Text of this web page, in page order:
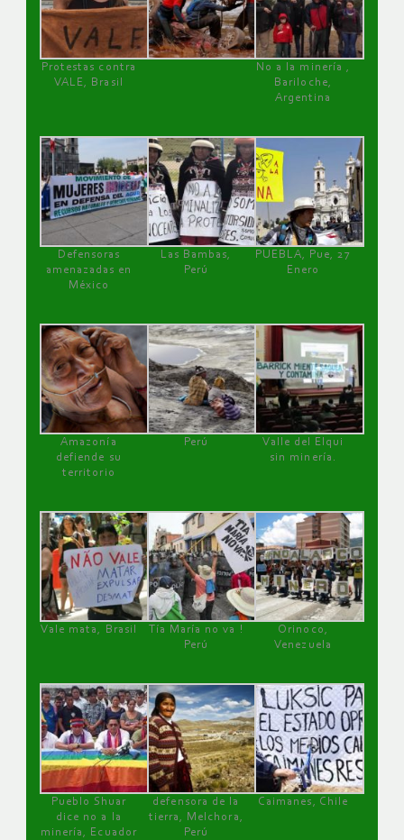
Protestas contra
VALE, Brasil
No a la minería ,
Bariloche,
Argentina
Defensoras
amenazadas en
México
Las Bambas,
Perú
PUEBLA, Pue, 27
Enero
Amazonía
defiende su
territorio
Perú
Valle del Elqui
sin minería.
Vale mata, Brasil
Tía María no va !
Perú
Orinoco,
Venezuela
Pueblo Shuar
dice no a la
minería, Ecuador
defensora de la
tierra, Melchora,
Perú
Caimanes, Chile